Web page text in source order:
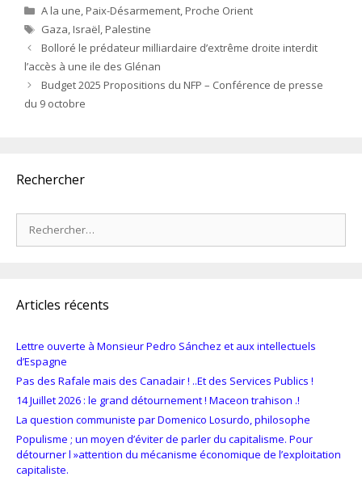
Catégories
A la une,Paix-Désarmement,Proche Orient
Étiquettes
Gaza,Israël,Palestine
Bolloré le prédateur milliardaire d’extrême droite interdit
l’accès à une ile des Glénan
Budget 2025 Propositions du NFP – Conférence de presse
du 9 octobre
Rechercher
Articles récents
Lettre ouverte à Monsieur Pedro Sánchez et aux intellectuels
d’Espagne
Pas des Rafale mais des Canadair ! ..Et des Services Publics !
14 Juillet 2026 : le grand détournement ! Maceon trahison .!
La question communiste par Domenico Losurdo, philosophe
Populisme ; un moyen d’éviter de parler du capitalisme. Pour
détourner l »attention du mécanisme économique de l’exploitation
capitaliste.